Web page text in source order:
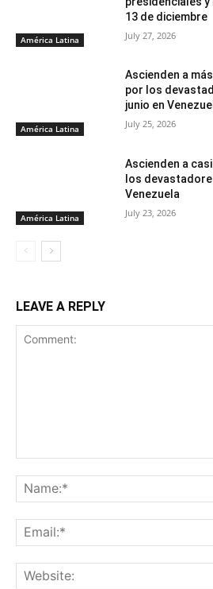
América Latina
13 de diciembre
July 27, 2026
América Latina
Ascienden a
por los
junio en
July 25, 2026
América Latina
Ascienden a
los
Venezuela
July 23, 2026
LEAVE A REPLY